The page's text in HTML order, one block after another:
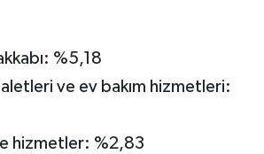
%5,18
ve ev bakım hizmetleri:
hizmetler: %2,83